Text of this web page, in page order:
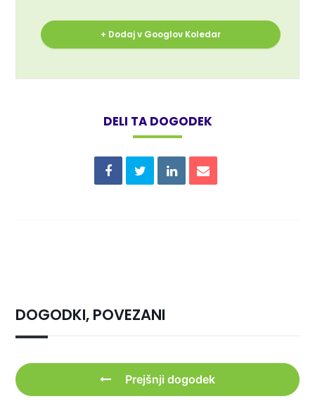
+ Dodaj v Googlov Koledar
DELI TA DOGODEK
DOGODKI, POVEZANI
Prejšnji dogodek